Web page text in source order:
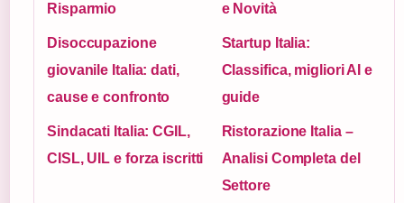
Risparmio
e Novità
Disoccupazione
giovanile Italia: dati,
cause e confronto
Startup Italia:
Classifica, migliori AI e
guide
Sindacati Italia: CGIL,
CISL, UIL e forza iscritti
Ristorazione Italia –
Analisi Completa del
Settore